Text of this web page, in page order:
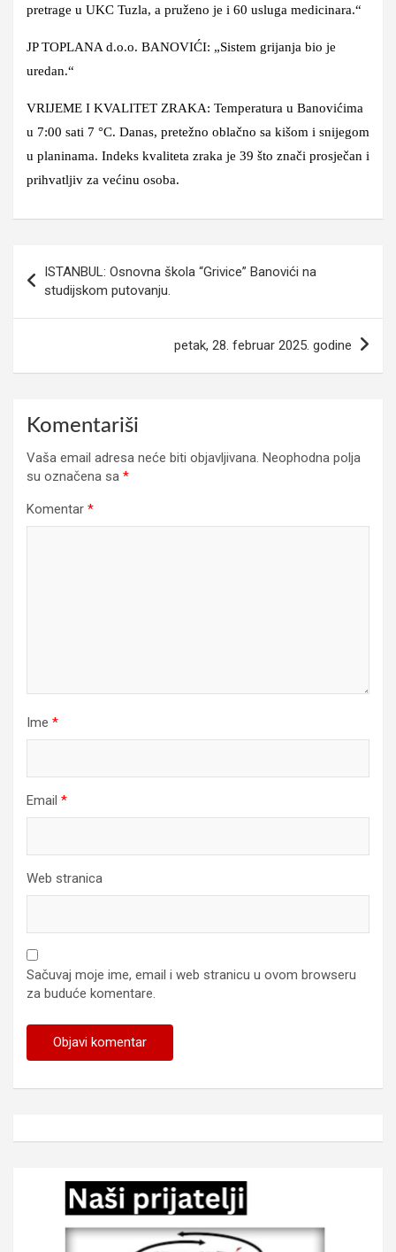
pretrage u UKC Tuzla, a pruženo je i 60 usluga medicinara.“
JP TOPLANA d.o.o. BANOVIĆI: „Sistem grijanja bio je
uredan.“
VRIJEME I KVALITET ZRAKA: Temperatura u Banovićima
u 7:00 sati 7 °C. Danas, pretežno oblačno sa kišom i snijegom
u planinama. Indeks kvaliteta zraka je 39 što znači prosječan i
prihvatljiv za većinu osoba.
članaka
ISTANBUL: Osnovna škola “Grivice” Banovići na
studijskom putovanju.
petak, 28. februar 2025. godine
Komentariši
Vaša email adresa neće biti objavljivana. Neophodna polja
su označena sa *
Komentar *
Ime *
Email *
Web stranica
Sačuvaj moje ime, email i web stranicu u ovom browseru
za buduće komentare.